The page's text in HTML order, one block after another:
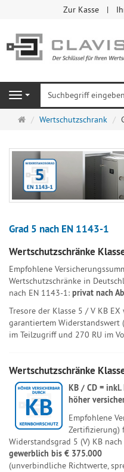
Zur Kasse
Navigation
Startseite
Wertschutzschrank
Grad 5 nach EN 1143-1
Wertschutzschränke
Empfohlene
Wertschutzschränke in
nach EN 1143-1: privat nach
Tresore der Klasse 5 / V KB
garantiertem Widerstandswert
im Teilzugriff und 270 RU im
Wertschutzschränke
KB / CD =
höher
Empfohlene
Zertifizierung)
Widerstandsgrad 5 (V) KB
gewerblich bis € 375.000
(unverbindliche Richtwerte,